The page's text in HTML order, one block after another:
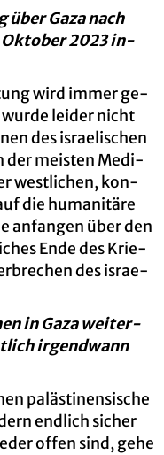
Gaza nach
Ok­to­ber 2023 in­
wird immer ge­
lei­der nicht
des is­rae­li­schen
der meis­ten Me­di­
west­li­chen, kon­
die hu­ma­ni­tä­re
an­fan­gen über den
Ende des Krie­
des is­rae­
in Gaza wei­ter­
ir­gend­wann
pa­läs­ti­nen­si­sche
end­lich si­cher
offen sind, gehe